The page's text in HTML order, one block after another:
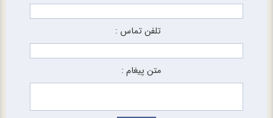
تلفن تماس :
متن پیغام :